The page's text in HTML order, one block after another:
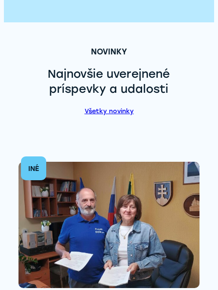
NOVINKY
Najnovšie uverejnené
príspevky a udalosti
Všetky novinky
INÉ